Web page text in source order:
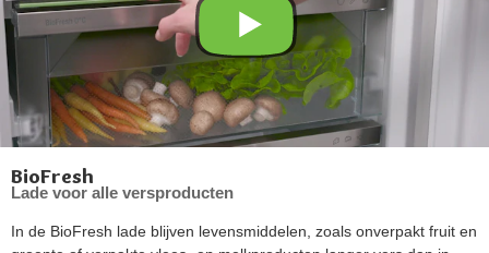
BioFresh
Lade voor alle versproducten
In de BioFresh lade blijven levensmiddelen, zoals onverpakt fruit en